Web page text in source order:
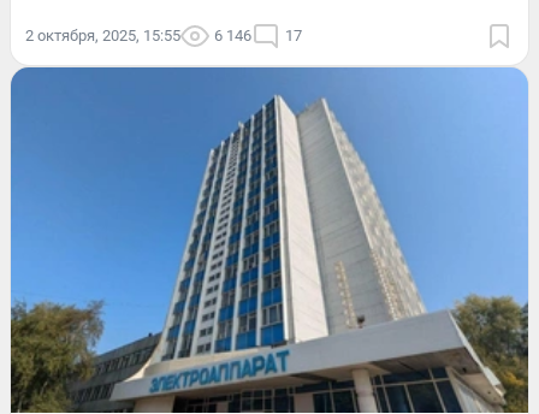
2 октября, 2025, 15:55 6 146 17